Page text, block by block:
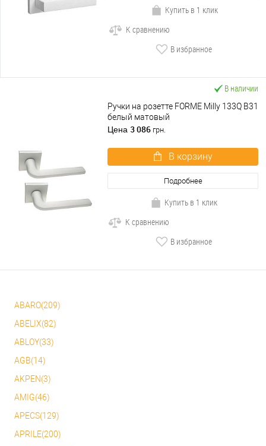
Купить в 1 клик
К сравнению
В избранное
В наличии
Ручки на розетте FORME Milly 133Q B31
белый матовый
Цена 3 086 грн.
В корзину
Подробнее
Купить в 1 клик
К сравнению
В избранное
ABARO(209)
ABELIX(82)
ABLOY(33)
AGB(14)
AKPEN(3)
AMIG(46)
APECS(129)
APRILE(200)